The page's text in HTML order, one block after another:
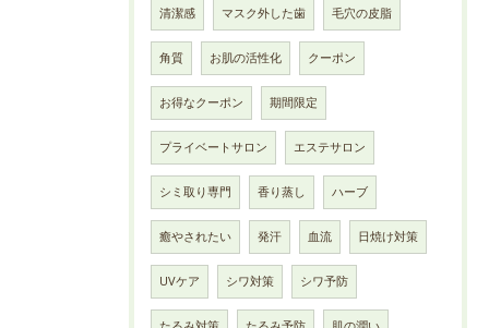
清潔感 マスク外した歯 毛穴の皮脂
角質 お肌の活性化 クーポン
お得なクーポン 期間限定
プライベートサロン エステサロン
シミ取り専門 香り蒸し ハーブ
癒やされたい 発汗 血流 日焼け対策
UVケア シワ対策 シワ予防